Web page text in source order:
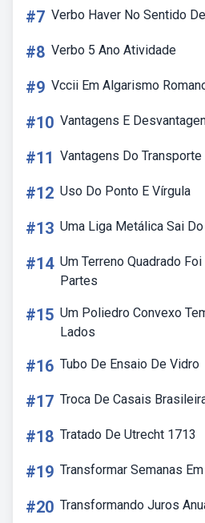
#7 Verbo Haver No Sentido
#8 Verbo 5 Ano Atividade
#9 Vccii Em Algarismo
#10 Vantagens E
#11 Vantagens Do
#12 Uso Do Ponto E Vírgula
#13 Uma Liga Metálica Sai
#14 Um Terreno Quadrado
Partes
#15 Um Poliedro Convexo
Lados
#16 Tubo De Ensaio De Vidro
#17 Troca De Casais
#18 Tratado De Utrecht 1713
#19 Transformar Semanas
#20 Transformando Juros